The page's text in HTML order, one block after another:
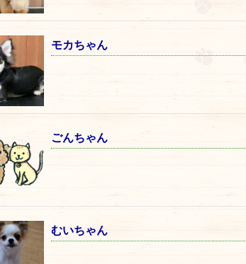
モカちゃん
ごんちゃん
むいちゃん